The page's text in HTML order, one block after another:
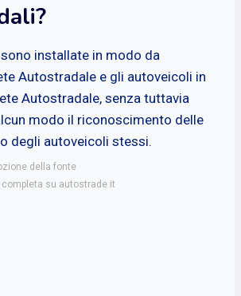
installate in modo da
Autostradale e gli autoveicoli in
Autostradale, senza tuttavia
modo il riconoscimento delle
degli autoveicoli stessi.
della fonte
su autostrade.it